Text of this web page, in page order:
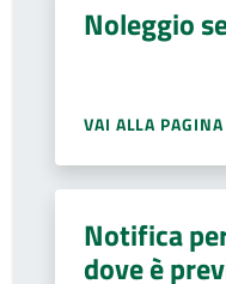
Noleggio
VAI ALLA PAGINA
Notifica
dove è